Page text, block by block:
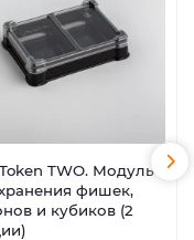
TWO. Модуль
фишек,
и кубиков (2